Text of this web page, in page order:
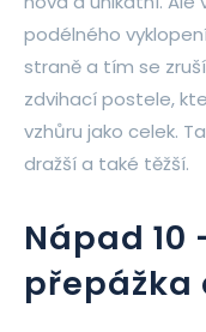
podélného
straně a tím se
zdvihací postele,
vzhůru jako celek.
dražší a také těžší.
Nápad 10
přepážka